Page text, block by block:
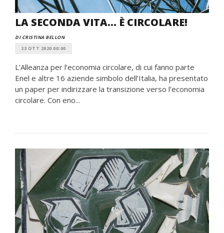
LA SECONDA VITA... È CIRCOLARE!
DI CRISTINA BELLON
23 OTT 2020 00:00
L’Alleanza per l’economia circolare, di cui fanno parte
Enel e altre 16 aziende simbolo dell’Italia, ha presentato
un paper per indirizzare la transizione verso l’economia
circolare. Con eno...